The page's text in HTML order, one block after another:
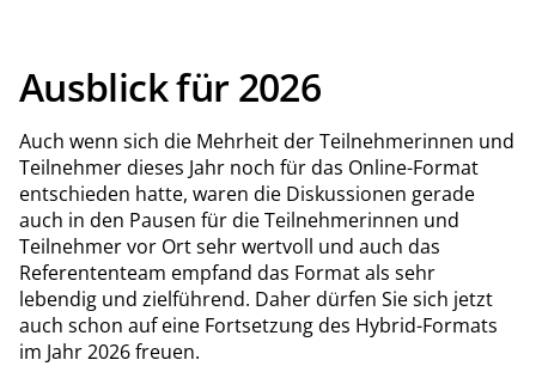
Ausblick für 2026
Auch wenn sich die Mehrheit der Teilnehmerinnen und
Teilnehmer dieses Jahr noch für das Online-Format
entschieden hatte, waren die Diskussionen gerade
auch in den Pausen für die Teilnehmerinnen und
Teilnehmer vor Ort sehr wertvoll und auch das
Referententeam empfand das Format als sehr
lebendig und zielführend. Daher dürfen Sie sich jetzt
auch schon auf eine Fortsetzung des Hybrid-Formats
im Jahr 2026 freuen.